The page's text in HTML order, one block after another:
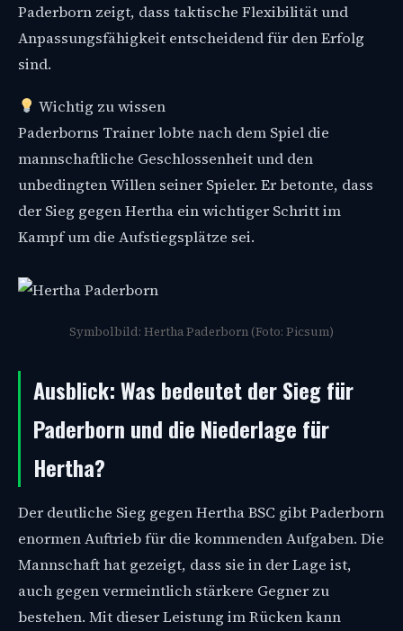
Paderborn zeigt, dass taktische Flexibilität und
Anpassungsfähigkeit entscheidend für den Erfolg
sind.
Wichtig zu wissen
Paderborns Trainer lobte nach dem Spiel die
mannschaftliche Geschlossenheit und den
unbedingten Willen seiner Spieler. Er betonte, dass
der Sieg gegen Hertha ein wichtiger Schritt im
Kampf um die Aufstiegsplätze sei.
Symbolbild: Hertha Paderborn (Foto: Picsum)
Ausblick: Was bedeutet der Sieg für
Paderborn und die Niederlage für
Hertha?
Der deutliche Sieg gegen Hertha BSC gibt Paderborn
enormen Auftrieb für die kommenden Aufgaben. Die
Mannschaft hat gezeigt, dass sie in der Lage ist,
auch gegen vermeintlich stärkere Gegner zu
bestehen. Mit dieser Leistung im Rücken kann